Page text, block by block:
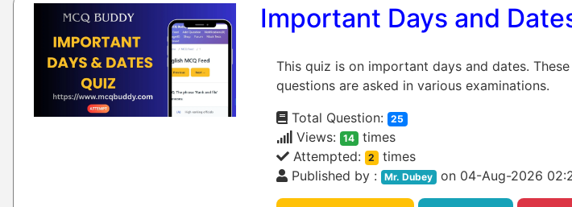
Important Days and
This quiz is on important days and dates.
questions are asked in various examinations.
Total Question:
25
Views: 14
times
Attempted:
2
times
Published by :
Mr. Dubey on 04-Aug-2026